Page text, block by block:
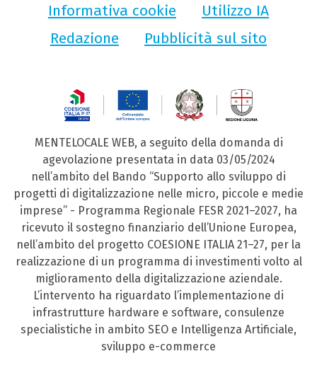
Informativa cookie
Utilizzo IA
Redazione
Pubblicità sul sito
MENTELOCALE WEB, a seguito della domanda di
agevolazione presentata in data 03/05/2024
nell’ambito del Bando “Supporto allo sviluppo di
progetti di digitalizzazione nelle micro, piccole e medie
imprese” - Programma Regionale FESR 2021–2027, ha
ricevuto il sostegno finanziario dell’Unione Europea,
nell’ambito del progetto COESIONE ITALIA 21–27, per la
realizzazione di un programma di investimenti volto al
miglioramento della digitalizzazione aziendale.
L’intervento ha riguardato l’implementazione di
infrastrutture hardware e software, consulenze
specialistiche in ambito SEO e Intelligenza Artificiale,
sviluppo e-commerce